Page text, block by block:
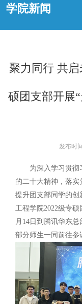
学院新闻
聚力同行 共
硕团支部开展
发布时
为深入学习贯
的二十大精神，落
提升团支部同学的
工程学院2022级专
月14日到腾讯华东
部分师生一同前往参